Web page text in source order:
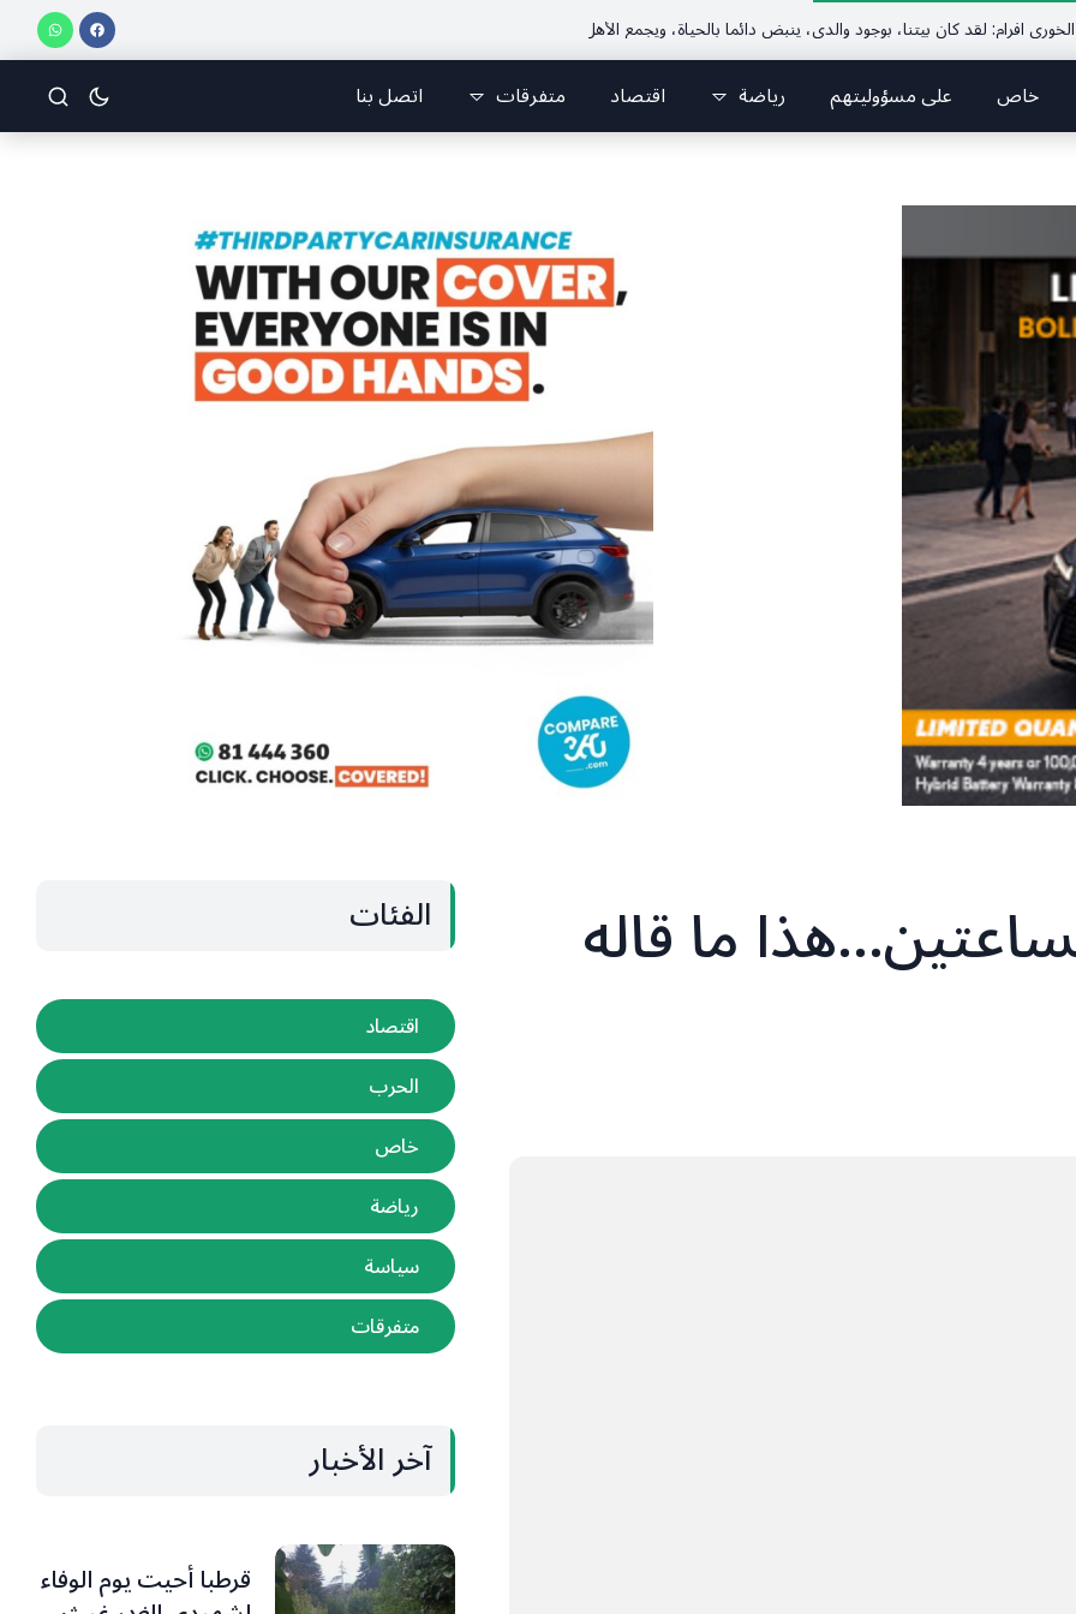
خاص على مسؤوليتهم رياضة اقتصاد متفرقات اتصل بنا
ما قاله الفئات
اقتصاد
الحرب
خاص
رياضة
سياسة
متفرقات
آخر الأخبار
قرطبا أحيت يوم الوفاء